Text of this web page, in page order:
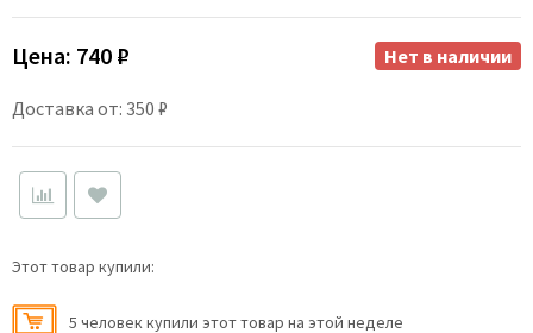
Цена: 740 ₽
Доставка от: 350 ₽
Нет в наличии
Этот товар купили:
5 человек купили этот товар на этой неделе